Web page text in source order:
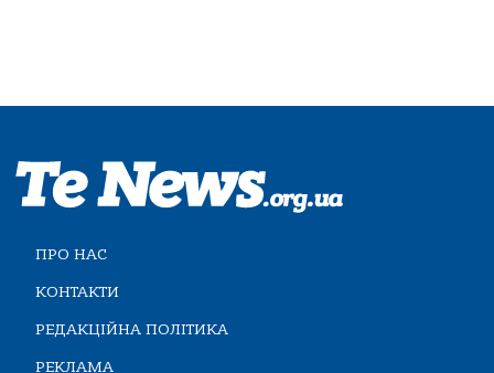
ПРО НАС
КОНТАКТИ
РЕДАКЦІЙНА ПОЛІТИКА
РЕКЛАМА